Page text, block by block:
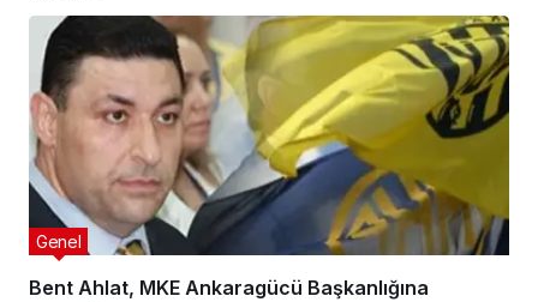
Bent Ahlat, MKE Ankaragücü Başkanlığına
Genel